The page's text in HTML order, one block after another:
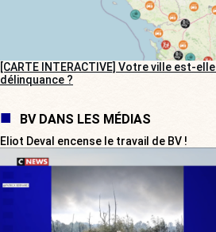
[CARTE INTERACTIVE] Votre ville est-
délinquance ?
BV DANS LES MÉDIAS
Eliot Deval encense le travail de BV !